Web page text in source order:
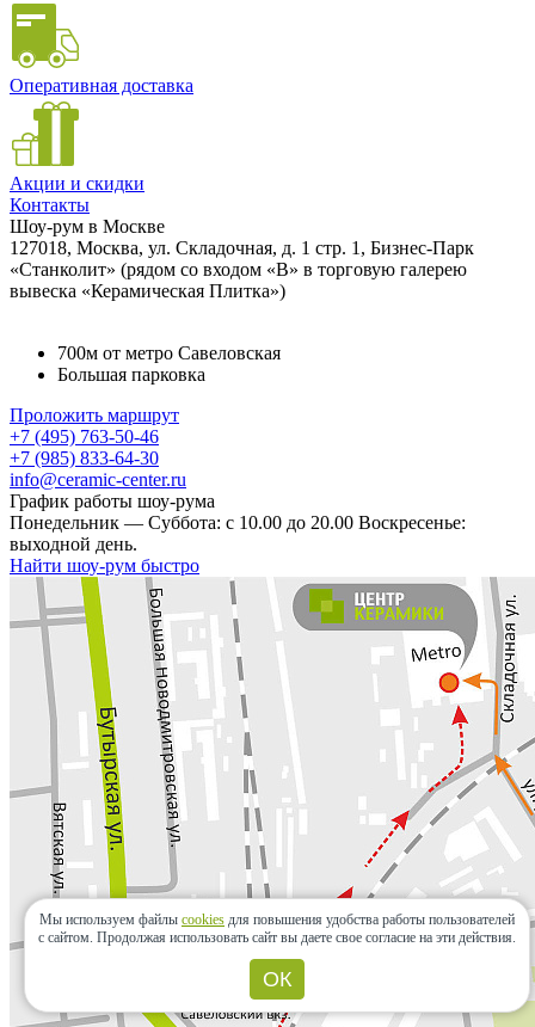
Оперативная доставка
Акции и скидки
Контакты
Шоу-рум в Москве
127018, Москва, ул. Складочная, д. 1 стр. 1, Бизнес-Парк
«Станколит» (рядом со входом «B» в торговую галерею
вывеска «Керамическая Плитка»)
700м от метро Савеловская
Большая парковка
Проложить маршрут
+7 (495) 763-50-46
+7 (985) 833-64-30
info@ceramic-center.ru
График работы шоу-рума
Понедельник — Суббота: с 10.00 до 20.00 Воскресенье:
выходной день.
Найти шоу-рум быстро
Мы используем файлы cookies для повышения удобства работы пользователей
с сайтом. Продолжая использовать сайт вы даете свое согласие на эти действия.
ОК